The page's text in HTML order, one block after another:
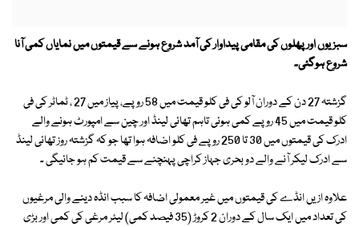
سبزیوں اور پھلوں کی مقامی پیداوار کی آمد شروع ہونے سے قیمتوں میں نمایاں کمی آنا
شروع ہوگئی۔
گزشتہ 27 دن کے دوران آلو کی فی کلو قیمت میں 58 روپے، پیاز میں 27 ، ٹماٹر کی فی
کلو قیمت میں 45 روپے کمی ہوئی تاہم تھائی لینڈ اور چین سے امپورٹ ہونے والے
ادرک کی قیمتوں میں 30 تا 250 روپے فی کلو اضافہ ہوا تھا جو کہ گزشتہ روز تھائی لینڈ
سے ادرک لیکر آنے والے دو بحری جہاز کراچی پہنچنے سے قیمت کم ہو جائیگی ۔
علاوہ ازیں انڈے کی قیمتوں میں غیر معمولی اضافہ کا سبب انڈہ دینے والی مرغیوں
کی تعداد میں ایک سال کے دوران 2 کروڑ (35 فیصد کمی) لیئر مرغی کی کمی اور بڑی